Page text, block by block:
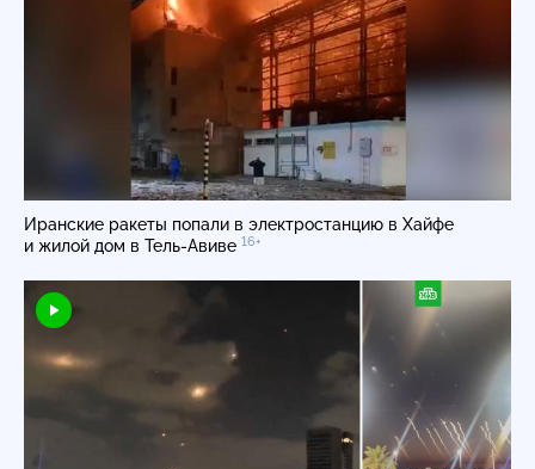
Иранские ракеты попали в электростанцию в Хайфе
и жилой дом в Тель-Авиве 16+